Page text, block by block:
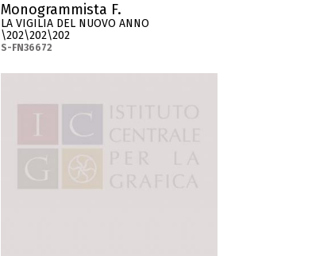
Monogrammista F.
LA VIGILIA DEL NUOVO ANNO
\202\202\202
S-FN36672